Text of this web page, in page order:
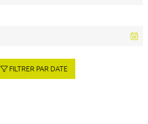
FILTRER PAR DATE